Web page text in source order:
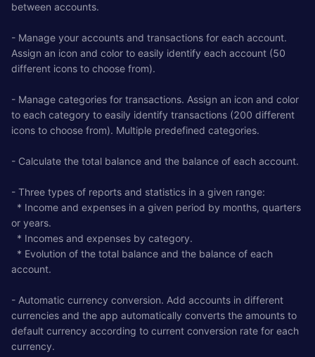
between accounts.
- Manage your accounts and transactions for each account.
Assign an icon and color to easily identify each account (50
different icons to choose from).
- Manage categories for transactions. Assign an icon and color
to each category to easily identify transactions (200 different
icons to choose from). Multiple predefined categories.
- Calculate the total balance and the balance of each account.
- Three types of reports and statistics in a given range:
* Income and expenses in a given period by months, quarters
or years.
* Incomes and expenses by category.
* Evolution of the total balance and the balance of each
account.
- Automatic currency conversion. Add accounts in different
currencies and the app automatically converts the amounts to
default currency according to current conversion rate for each
currency.